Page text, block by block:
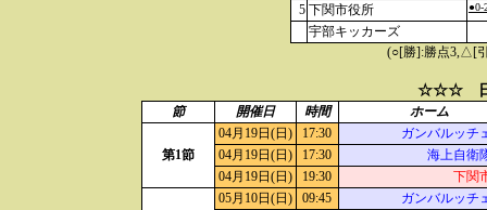
5 下関市役所 ●0-
宇部キッカーズ
(○[勝]:勝点3,△[
☆☆☆ 日
節 開催日 時間 ホーム
第1節
04月19日(日) 17:30
ガンバルッチ
04月19日(日)
17:30
海上自衛
04月19日(日)
19:30 下関
05月10日(日) 09:45
ガンバルッチ